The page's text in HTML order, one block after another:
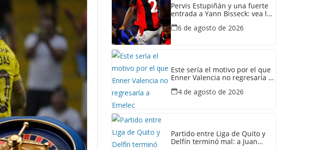
Pervis Estupiñán y una fuerte
entrada a Yann Bisseck: vea la
ecuatoriano
6 de agosto de 2026
Este sería el motivo por el que
Enner Valencia no regresaría a
4 de agosto de 2026
Partido entre Liga de Quito y
Delfín terminó mal: a Juan